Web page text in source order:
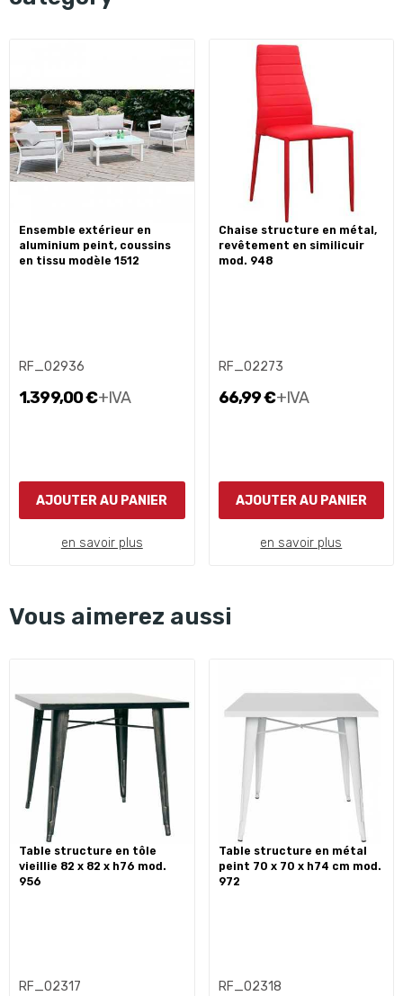
ensemble extérieur en
aluminium peint, coussins
en tissu modèle 1512
RF_02936
1.399,00 €+IVA
AJOUTER AU PANIER
en savoir plus
chaise structure en métal,
revêtement en similicuir
mod. 948
RF_02273
66,99 €+IVA
AJOUTER AU PANIER
en savoir plus
Vous aimerez aussi
table structure en tôle
vieillie 82 x 82 x h76 mod.
956
RF_02317
table structure en métal
peint 70 x 70 x h74 cm mod.
972
RF_02318